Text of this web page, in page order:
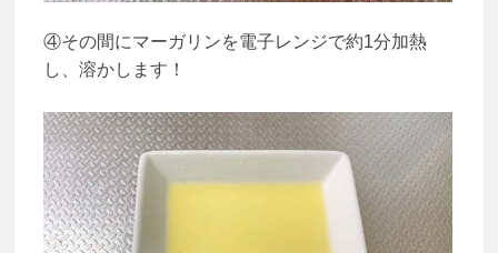
④その間にマーガリンを電子レンジで約1分加熱
し、溶かします！